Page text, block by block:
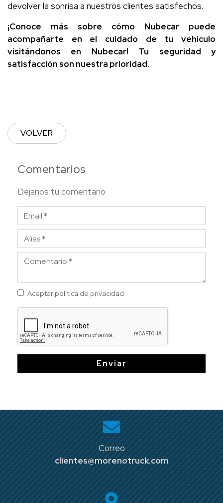
Comentarios
Déjanos tu comentario
Aceptar política de privacidad
Enviar
devolver la sonrisa a nuestros clientes satisfechos.
¡Conoce más sobre cómo Nubecar puede
acompañarte en el cuidado de tu vehículo
visitándonos en Nubecar! Tu seguridad y
satisfacción son nuestra prioridad.
VOLVER
Correo
clientes@morenotruck.com